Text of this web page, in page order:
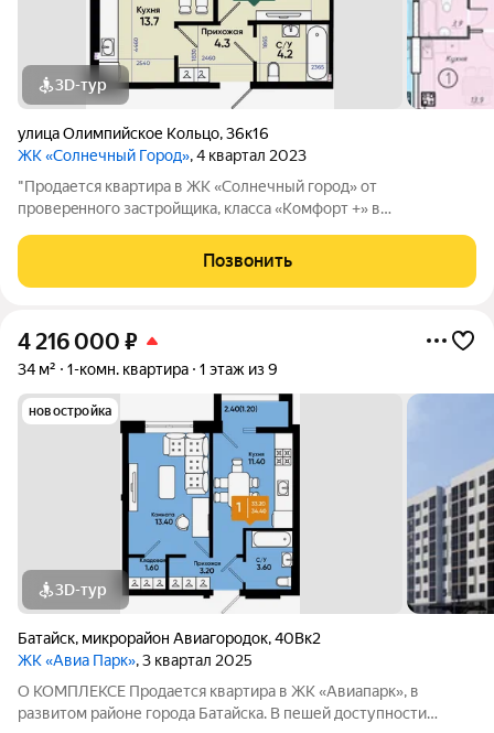
3D-тур
улица Олимпийское Кольцо,36к16
ЖК «Солнечный Город», 4 квартал 2023
"Продается квартира в ЖК «Солнечный город» от
пpoвеpeннoго зaстрoйщикa, класса «Комфорт +» в
комплекс расположен неподалёку от водоёма, и имеет
благоустроенную набережную. Дорога от комплекса до
Позвонить
4 216 000 ₽
34 м² 1-комн. квартира 1 этаж из 9
новостройка
3D-тур
Батайск, микрорайон Авиагородок,40Вк2
ЖК «Авиа Парк», 3 квартал 2025
О КОМПЛЕКСЕ Продается квартира в ЖК «Авиапарк», в
развитом районе города Батайска. В пешей доступности